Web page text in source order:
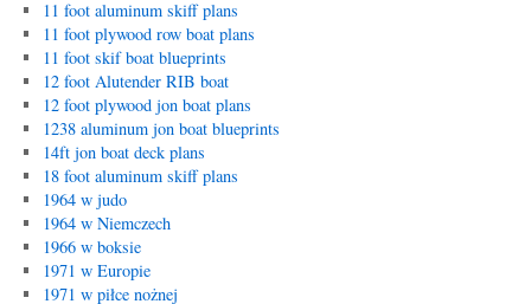
11 foot aluminum skiff plans
11 foot plywood row boat plans
11 foot skif boat blueprints
12 foot Alutender RIB boat
12 foot plywood jon boat plans
1238 aluminum jon boat blueprints
14ft jon boat deck plans
18 foot aluminum skiff plans
1964 w judo
1964 w Niemczech
1966 w boksie
1971 w Europie
1971 w piłce nożnej